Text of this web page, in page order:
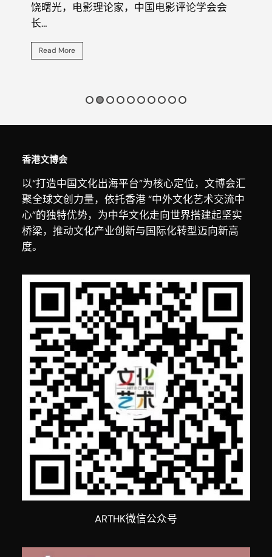
饶曙光，电影理论家，中国电影评论学会会
长…
Read More
香港文博会
以“打造中国文化出海平台”为核心定位，文博会汇
聚全球文创力量，依托香港 “中外文化艺术交流中
心”的独特优势，为中华文化走向世界搭建起坚实
桥梁，推动文化产业创新与国际化转型迈向新高
度。
ARTHK微信公众号